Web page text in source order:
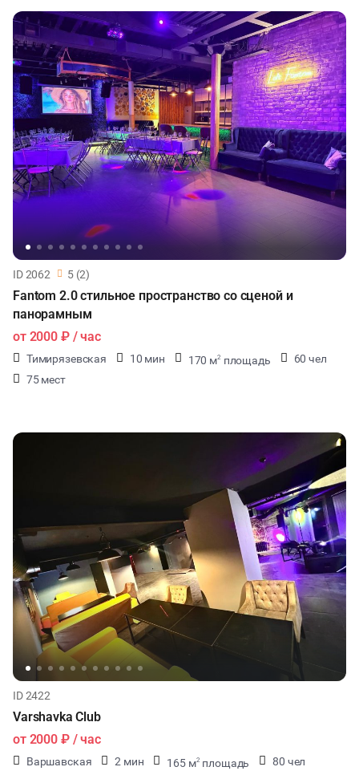
ID 2062 5 (2)
Fantom 2.0 стильное пространство со сценой и
панорамным
от 2000 ₽/ час
Тимирязевская 10 мин 170 м2 площадь
60 чел
75 мест
ID 2422
Varshavka Club
от 2000 ₽/ час
Варшавская 2 мин 165 м2 площадь
80 чел